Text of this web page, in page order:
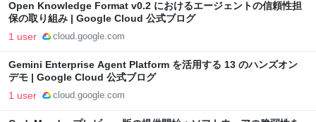
Open Knowledge Format v0.2 におけるエージェントの信頼性担
保の取り組み | Google Cloud 公式ブログ
1 user cloud.google.com
Gemini Enterprise Agent Platform を活用する 13 のハンズオン
デモ | Google Cloud 公式ブログ
1 user cloud.google.com